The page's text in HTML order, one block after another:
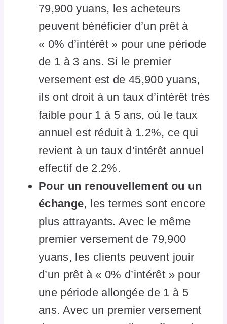
79,900 yuans, les acheteurs
peuvent bénéficier d’un prêt à
« 0% d’intérêt » pour une période
de 1 à 3 ans. Si le premier
versement est de 45,900 yuans,
ils ont droit à un taux d’intérêt très
faible pour 1 à 5 ans, où le taux
annuel est réduit à 1.2%, ce qui
revient à un taux d’intérêt annuel
effectif de 2.2%.
Pour un renouvellement ou un
échange, les termes sont encore
plus attrayants. Avec le même
premier versement de 79,900
yuans, les clients peuvent jouir
d’un prêt à « 0% d’intérêt » pour
une période allongée de 1 à 5
ans. Avec un premier versement